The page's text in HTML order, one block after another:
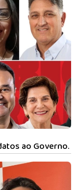
ao Governo.